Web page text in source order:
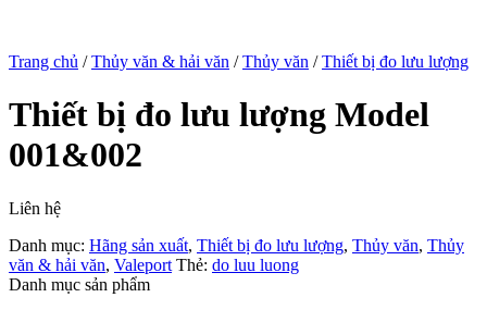
Trang chủ / Thủy văn & hải văn / Thủy văn / Thiết bị đo lưu lượng
Thiết bị đo lưu lượng Model
001&002
Liên hệ
Danh mục: Hãng sản xuất, Thiết bị đo lưu lượng, Thủy văn, Thủy
văn & hải văn, Valeport Thẻ: do luu luong
Danh mục sản phẩm